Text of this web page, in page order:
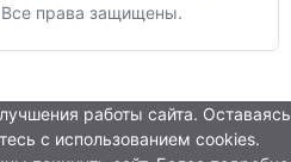
права защищены.
работы сайта. Оставаясь
с использованием cookies.